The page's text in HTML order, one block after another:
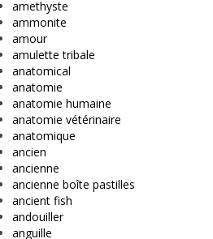
amethyste
ammonite
amour
amulette tribale
anatomical
anatomie
anatomie humaine
anatomie vétérinaire
anatomique
ancien
ancienne
ancienne boîte pastilles
ancient fish
andouiller
anguille